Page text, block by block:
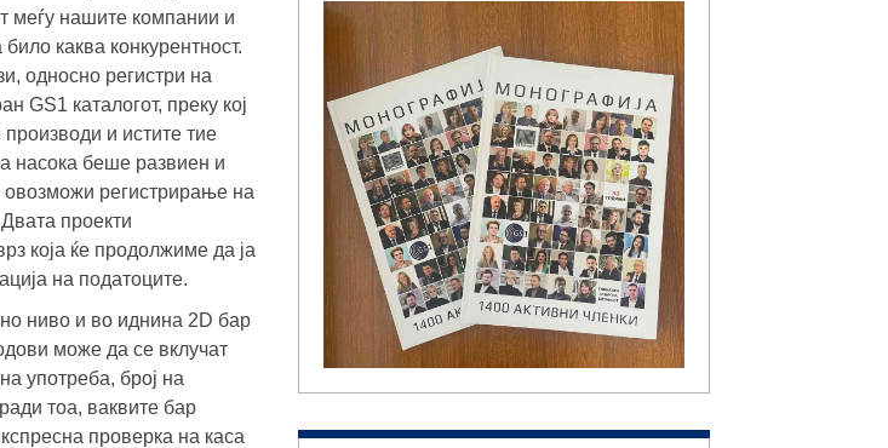
меѓу нашите компании и
каква конкурентност.
односно регистри на
GS1 каталогот, преку кој
и истите тие
насока беше развиен и
овозможи регистрирање на
проекти
која ќе продолжиме да ја
на податоците.
ниво и во иднина 2D бар
може да се вклучат
употреба, број на
тоа, ваквите бар
проверка на каса